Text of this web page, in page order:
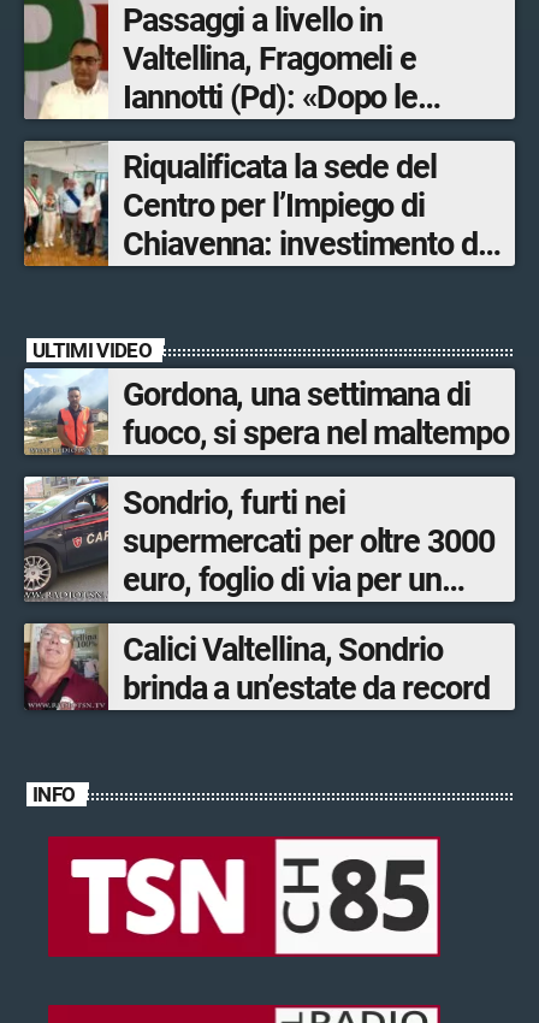
Passaggi a livello in
Valtellina, Fragomeli e
Iannotti (Pd): «Dopo le
Olimpiadi solo un terzo delle
opere sostitutive sarà
ultimato entro il 2026»
Riqualificata la sede del
Centro per l’Impiego di
Chiavenna: investimento da
ULTIMI VIDEO
Gordona, una settimana di
fuoco, si spera nel maltempo
Sondrio, furti nei
supermercati per oltre 3000
euro, foglio di via per un
ventinovenne
Calici Valtellina, Sondrio
brinda a un’estate da record
INFO